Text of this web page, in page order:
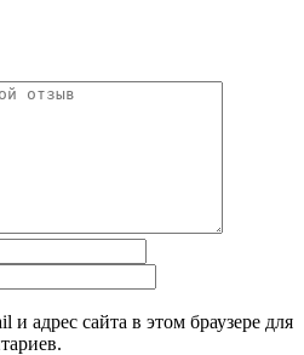
адрес сайта в этом браузере для